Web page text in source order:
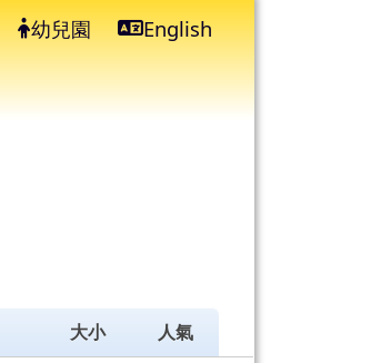
⏸
幼兒園 English
大小 人氣